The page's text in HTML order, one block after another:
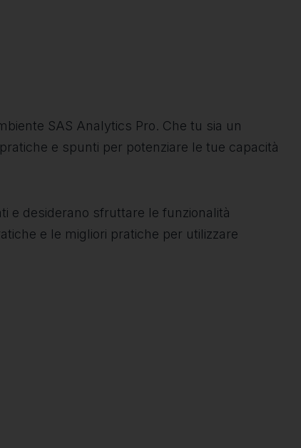
SAS Analytics Pro. Che tu sia un
e spunti per potenziare le tue capacità
e desiderano sfruttare le funzionalità
e le migliori pratiche per utilizzare